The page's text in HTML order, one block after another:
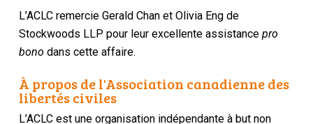
L’ACLC remercie Gerald Chan et Olivia Eng de
Stockwoods LLP pour leur excellente assistance pro
bono dans cette affaire.
À propos de l'Association canadienne des
libertés civiles
L’ACLC est une organisation indépendante à but non